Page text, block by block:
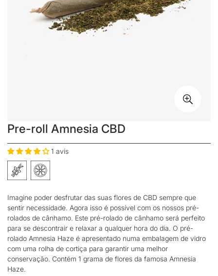
Pre-roll Amnesia CBD
1 avis
Imagine poder desfrutar das suas flores de CBD sempre que
sentir necessidade. Agora isso é possível com os nossos pré-
rolados de cânhamo. Este pré-rolado de cânhamo será perfeito
para se descontrair e relaxar a qualquer hora do dia. O pré-
rolado Amnesia Haze é apresentado numa embalagem de vidro
com uma rolha de cortiça para garantir uma melhor
conservação. Contém 1 grama de flores da famosa Amnesia
Haze.